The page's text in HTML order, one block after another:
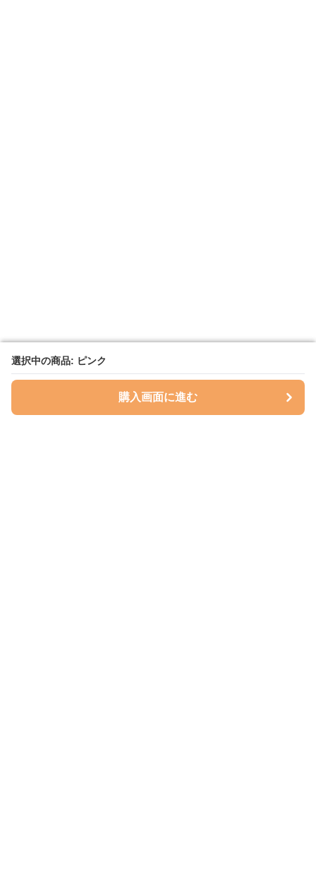
選択中の商品: ピンク
購入画面に進む
選択中の商品: ピンク
購入画面に進む